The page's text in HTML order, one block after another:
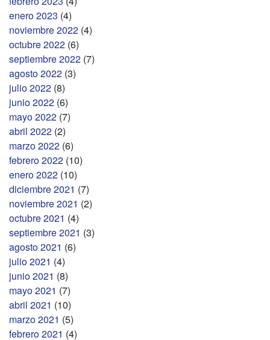
enero 2023 (4)
noviembre 2022 (4)
octubre 2022 (6)
septiembre 2022 (7)
agosto 2022 (3)
julio 2022 (8)
junio 2022 (6)
mayo 2022 (7)
abril 2022 (2)
marzo 2022 (6)
febrero 2022 (10)
enero 2022 (10)
diciembre 2021 (7)
noviembre 2021 (2)
octubre 2021 (4)
septiembre 2021 (3)
agosto 2021 (6)
julio 2021 (4)
junio 2021 (8)
mayo 2021 (7)
abril 2021 (10)
marzo 2021 (5)
febrero 2021 (4)